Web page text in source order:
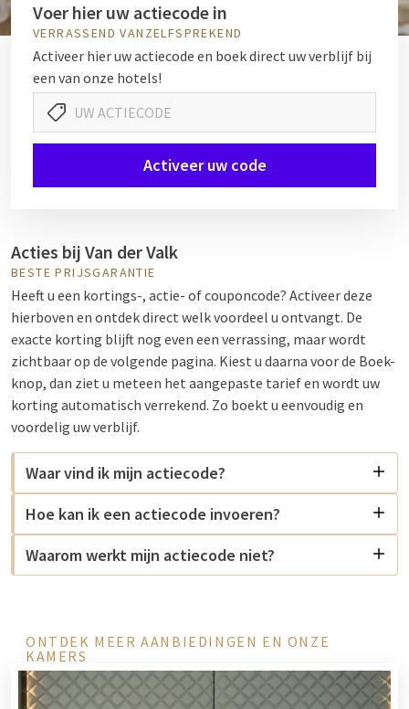
Voer hier uw actiecode in
VERRASSEND VANZELFSPREKEND
Activeer hier uw actiecode en boek direct uw verblijf bij
een van onze hotels!
Activeer uw code
Acties bij Van der Valk
BESTE PRIJSGARANTIE
Heeft u een kortings-, actie- of couponcode? Activeer deze
hierboven en ontdek direct welk voordeel u ontvangt. De
exacte korting blijft nog even een verrassing, maar wordt
zichtbaar op de volgende pagina. Kiest u daarna voor de Boek-
knop, dan ziet u meteen het aangepaste tarief en wordt uw
korting automatisch verrekend. Zo boekt u eenvoudig en
voordelig uw verblijf.
Waar vind ik mijn actiecode?
Hoe kan ik een actiecode invoeren?
Waarom werkt mijn actiecode niet?
ONTDEK MEER AANBIEDINGEN EN ONZE
KAMERS